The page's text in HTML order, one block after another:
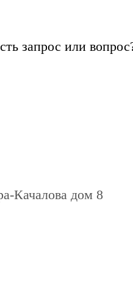
запрос или
Качалова дом 8